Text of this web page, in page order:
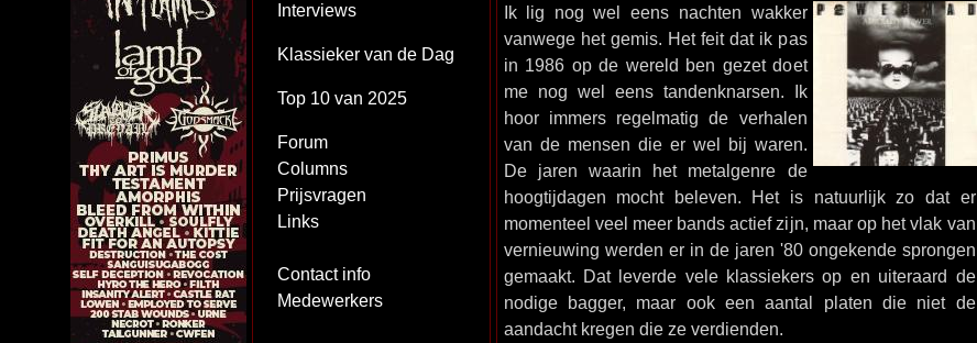
Interviews
Klassieker van de Dag
Top 10 van 2025
Forum
Columns
Prijsvragen
Links
Contact info
Medewerkers
Ik lig nog wel eens nachten wakker
vanwege het gemis. Het feit dat ik pas
in 1986 op de wereld ben gezet doet
me nog wel eens tandenknarsen. Ik
hoor immers regelmatig de verhalen
van de mensen die er wel bij waren.
De jaren waarin het metalgenre de
hoogtijdagen mocht beleven. Het is natuurlijk zo dat er
momenteel veel meer bands actief zijn, maar op het vlak van
vernieuwing werden er in de jaren '80 ongekende sprongen
gemaakt. Dat leverde vele klassiekers op en uiteraard de
nodige bagger, maar ook een aantal platen die niet de
aandacht kregen die ze verdienden.